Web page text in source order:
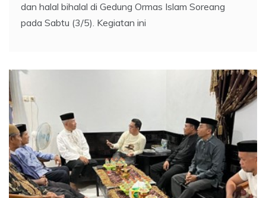
dan halal bihalal di Gedung Ormas Islam Soreang
pada Sabtu (3/5). Kegiatan ini